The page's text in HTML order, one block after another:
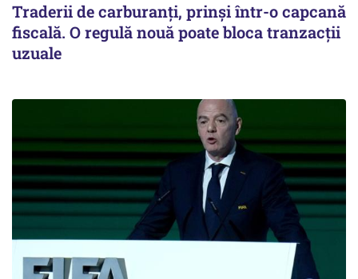
Traderii de carburanți, prinși într-o capcană
fiscală. O regulă nouă poate bloca tranzacții
uzuale